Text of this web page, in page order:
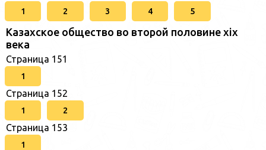
1 2 3 4 5
Казахское общество во второй половине хіх
века
Страница 151
1
Страница 152
1 2
Страница 153
1